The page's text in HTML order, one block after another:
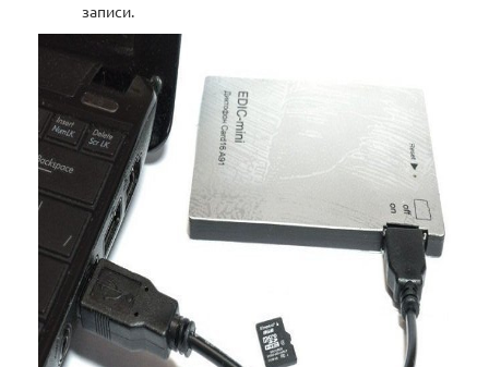
записи.